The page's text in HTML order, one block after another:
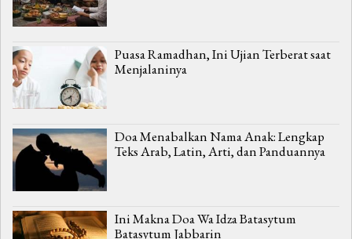
Puasa Ramadhan, Ini Ujian Terberat saat
Menjalaninya
Doa Menabalkan Nama Anak: Lengkap
Teks Arab, Latin, Arti, dan Panduannya
Ini Makna Doa Wa Idza Batasytum
Batasytum Jabbarin